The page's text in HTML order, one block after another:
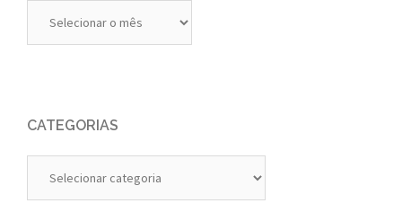
Anteriores
CATEGORIAS